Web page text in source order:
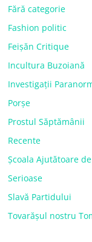
Fără categorie
Fashion politic
Feișăn Critique
Incultura Buzoiană
Investigații
Porșe
Prostul Săptămânii
Recente
Școala Ajutătoare
Serioase
Slavă Partidului
Tovarășul nostru